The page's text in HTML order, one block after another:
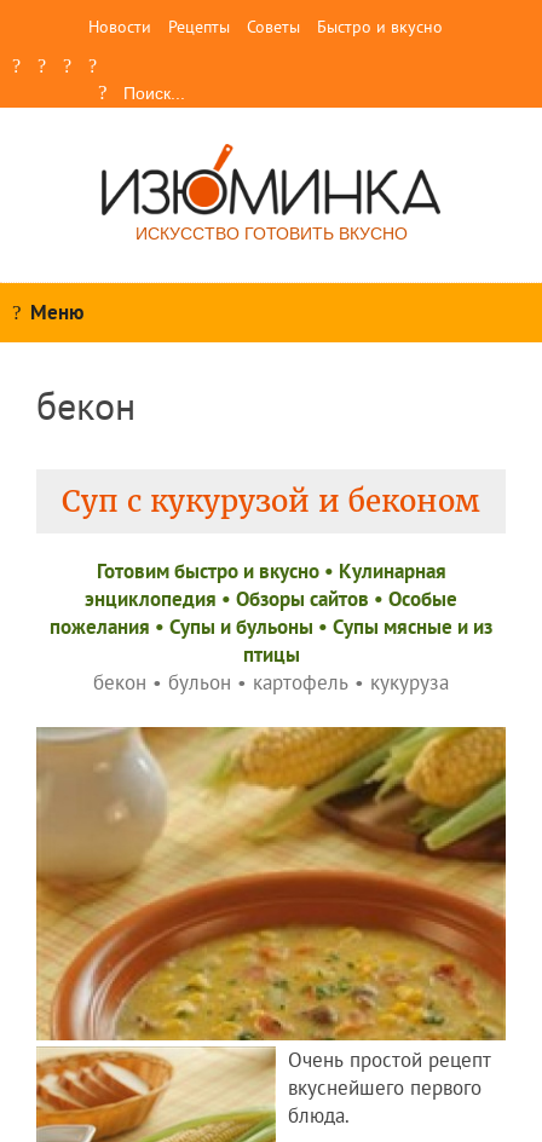
Новости Рецепты Советы Быстро и вкусно
ИСКУССТВО ГОТОВИТЬ ВКУСНО
Меню
бекон
Суп с кукурузой и беконом
Готовим быстро и вкусно• Кулинарная
энциклопедия • Обзоры сайтов • Особые
пожелания • Супы и бульоны • Супы мясные и из
птицы
бекон • бульон • картофель • кукуруза
Очень простой рецепт
вкуснейшего первого
блюда.